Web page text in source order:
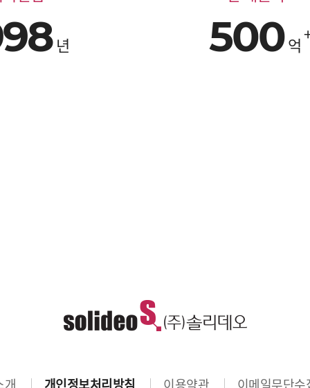
년 500억
개 개인정보처리방침 이용약관
이메일무단수